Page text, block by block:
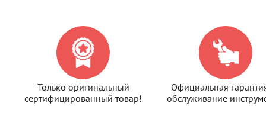
Только оригинальный
сертифицированный товар!
Официальная
обслуживание